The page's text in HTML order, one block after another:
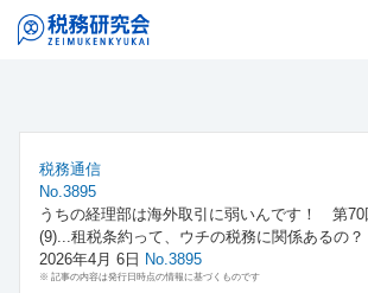
税務通信
No.3895
うちの経理部は海外取引に弱いんです！ 第
(9)...租税条約って、ウチの税務に関係あるの？
2026年4月 6日 No.3895
※ 記事の内容は発行日時点の情報に基づくものです